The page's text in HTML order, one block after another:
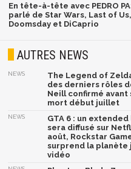
En tête-à-tête avec PEDRO
parlé de Star Wars, Last of
Doomsday et DiCaprio
AUTRES NEWS
NEWS
The Legend of
des derniers rôles
Neill confirmé avant
mort début juillet
NEWS
GTA 6 : un
sera diffusé sur
août, Rockstar
surprend la planète
vidéo